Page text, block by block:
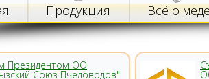
Продукция Всё о
Президентом ОО
Союз Пчеловодов"